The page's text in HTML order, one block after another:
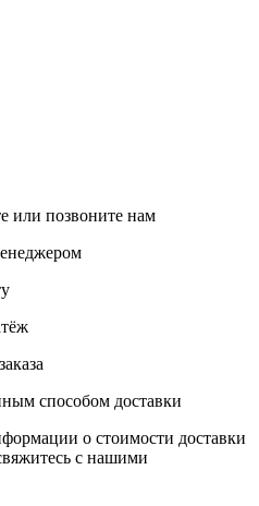
или позвоните нам
способом доставки
о стоимости доставки
с нашими